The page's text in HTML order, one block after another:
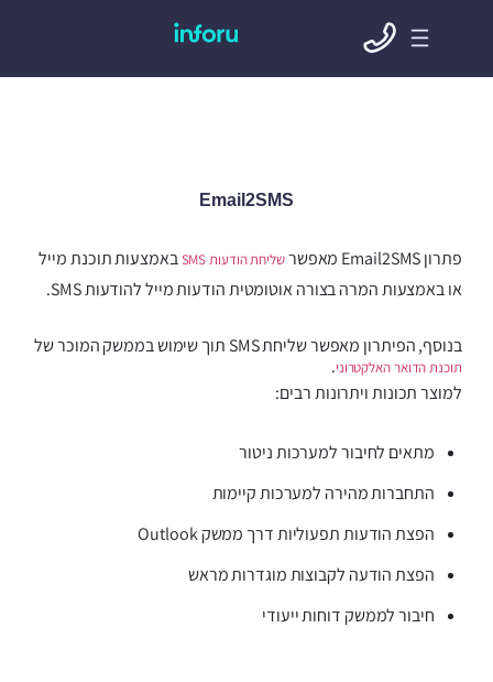
Email2SMS
פתרון Email2SMS מאפשר שליחת הודעות SMS
באמצעות תוכנת מייל
או באמצעות המרה בצורה אוטומטית הודעות מייל להודעות SMS.
בנוסף, הפיתרון מאפשר שליחת SMS תוך שימוש בממשק המוכר של
תוכנת הדואר האלקטרוני.
למוצר תכונות ויתרונות רבים:
מתאים לחיבור למערכות ניטור
התחברות מהירה למערכות קיימות
הפצת הודעות תפעוליות דרך ממשק Outlook
הפצת הודעה לקבוצות מוגדרות מראש
חיבור לממשק דוחות ייעודי